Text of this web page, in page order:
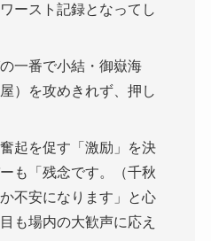
ースト記録となってし
一番で小結・御嶽海
）を攻めきれず、押し
起を促す「激励」を決
も「残念です。（千秋
不安になります」と心
も場内の大歓声に応え